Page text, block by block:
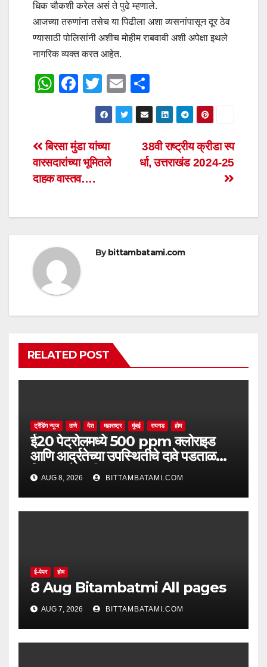
धिक चौकशी करेल असं ते पुढे म्हणाले.
आजच्या तरुणांना तसेच या पिढीला अशा व्यसनांपासून दूर ठेव
ण्यासाठी पोलिसांनी अशीच मोहीम राबवावी अशी अपेक्षा इथले
नागरिक व्यक्त करत आहेत.
W
s
A
p
F
e
b
o
k
T
wi
tt
er
E
m
ail
h
ar
e
Post
navigation
38वी राष्ट्रीय क्रीडा स्प
र्धा, उत्तराखंड 2024-25
बिरसा मुंडा यांच्या
वारसदारांच्या भूमितले
दाहक वास्तव….
By bittambatami.com
RELATED POST
ट्रेंडिंग न्यूज ठाणे देश महाराष्ट्र मुंबई रायगड होम
ई20 पेट्रोलमध्ये 500 ppm क्लोराइड
आणि आर्द्रतेच्या उपस्थितीचे दावे पडताळणीत
सिद्ध झाले नाहीत
AUG 8, 2026 BITTAMBATAMI.COM
ई-पेपर होम
8 Aug Bitambatmi All pages
AUG 7, 2026 BITTAMBATAMI.COM